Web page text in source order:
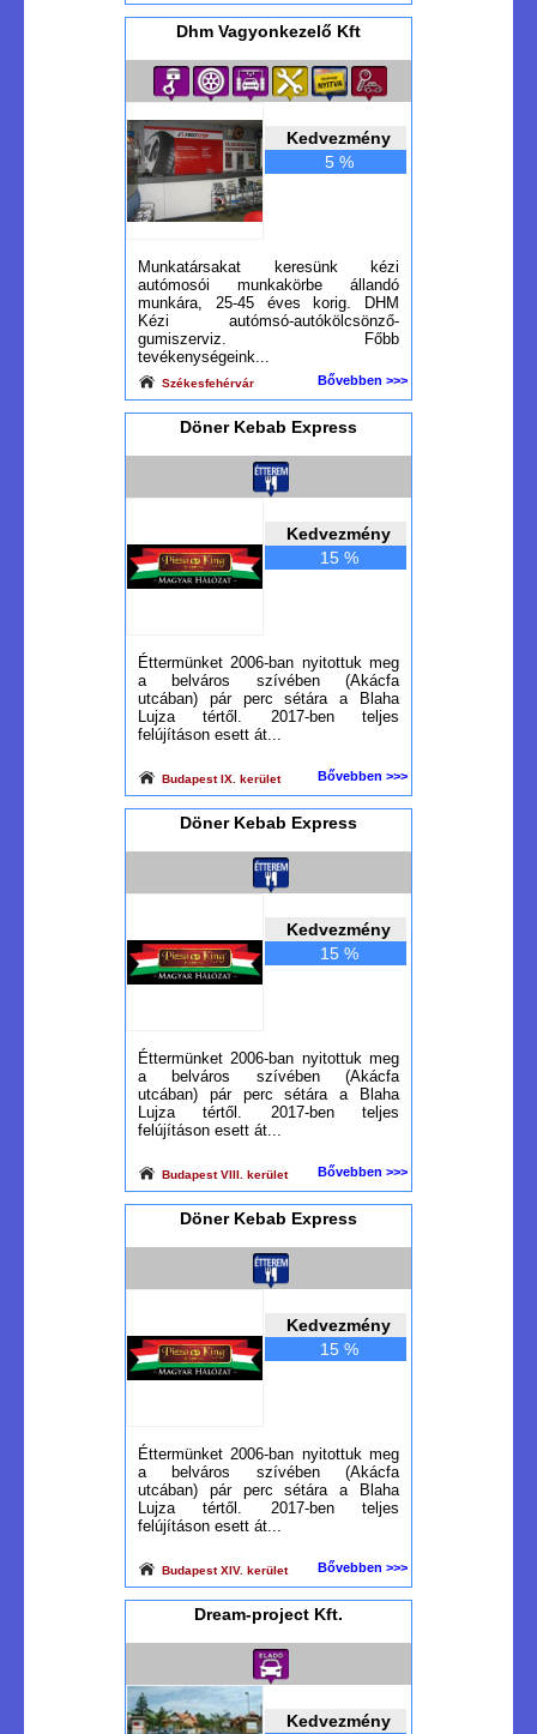
Dhm Vagyonkezelő Kft
Kedvezmény
5 %
Munkatársakat keresünk kézi
autómosói munkakörbe állandó
munkára, 25-45 éves korig. DHM
Kézi autómsó-autókölcsönző-
gumiszerviz. Főbb
tevékenységeink...
Székesfehérvár Bővebben >>>
Döner Kebab Express
Kedvezmény
15 %
Éttermünket 2006-ban nyitottuk meg
a belváros szívében (Akácfa
utcában) pár perc sétára a Blaha
Lujza tértől. 2017-ben teljes
felújításon esett át...
Budapest IX. kerület Bővebben >>>
Döner Kebab Express
Kedvezmény
15 %
Éttermünket 2006-ban nyitottuk meg
a belváros szívében (Akácfa
utcában) pár perc sétára a Blaha
Lujza tértől. 2017-ben teljes
felújításon esett át...
Budapest VIII. kerület Bővebben >>>
Döner Kebab Express
Kedvezmény
15 %
Éttermünket 2006-ban nyitottuk meg
a belváros szívében (Akácfa
utcában) pár perc sétára a Blaha
Lujza tértől. 2017-ben teljes
felújításon esett át...
Budapest XIV. kerület Bővebben >>>
Dream-project Kft.
Kedvezmény